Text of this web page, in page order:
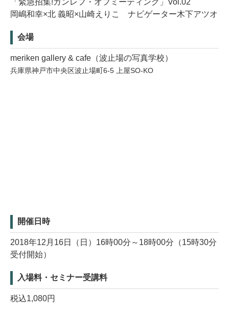
岡嶋和幸×北 義昭×山崎えりこ ナビゲーター木下アツオ
会場
meriken gallery & cafe（波止場の写真学校）
兵庫県神戸市中央区波止場町6-5 上屋SO-KO
開催日時
2018年12月16日（日）16時00分～18時00分（15時30分
受付開始）
入場料・セミナー受講料
税込1,080円